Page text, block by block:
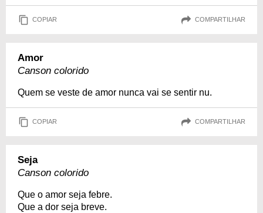
COPIAR COMPARTILHAR
Amor
Canson colorido
Quem se veste de amor nunca vai se sentir nu.
COPIAR COMPARTILHAR
Seja
Canson colorido
Que o amor seja febre.
Que a dor seja breve.